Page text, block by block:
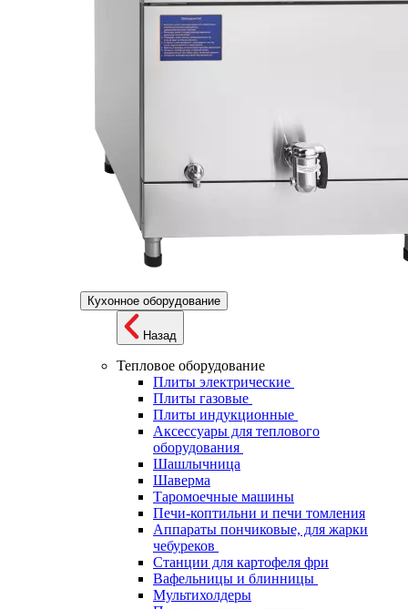
Кухонное оборудование
Назад
Тепловое оборудование
Плиты электрические
Плиты газовые
Плиты индукционные
Аксессуары для теплового
оборудования
Шашлычница
Шаверма
Таромоечные машины
Печи-коптильни и печи томления
Аппараты пончиковые, для жарки
чебуреков
Станции для картофеля фри
Вафельницы и блинницы
Мультихолдеры